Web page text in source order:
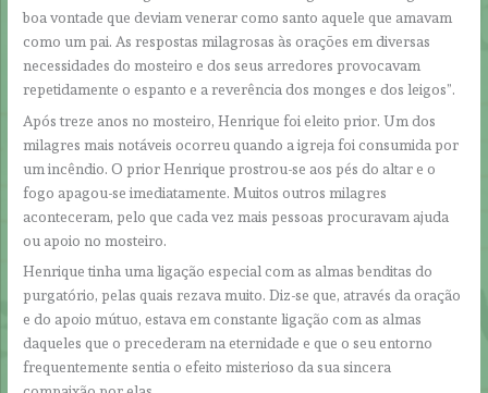
boa vontade que deviam venerar como santo aquele que amavam
como um pai. As respostas milagrosas às orações em diversas
necessidades do mosteiro e dos seus arredores provocavam
repetidamente o espanto e a reverência dos monges e dos leigos”.
Após treze anos no mosteiro, Henrique foi eleito prior. Um dos
milagres mais notáveis ocorreu quando a igreja foi consumida por
um incêndio. O prior Henrique prostrou-se aos pés do altar e o
fogo apagou-se imediatamente. Muitos outros milagres
aconteceram, pelo que cada vez mais pessoas procuravam ajuda
ou apoio no mosteiro.
Henrique tinha uma ligação especial com as almas benditas do
purgatório, pelas quais rezava muito. Diz-se que, através da oração
e do apoio mútuo, estava em constante ligação com as almas
daqueles que o precederam na eternidade e que o seu entorno
frequentemente sentia o efeito misterioso da sua sincera